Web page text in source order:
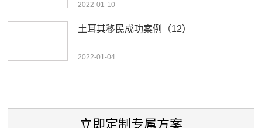
2022-01-10
土耳其移民成功案例（12）
2022-01-04
立即定制专属方案